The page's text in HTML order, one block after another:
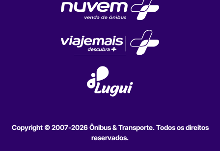
Copyright © 2007-2026 Ônibus & Transporte. Todos os direitos
reservados.